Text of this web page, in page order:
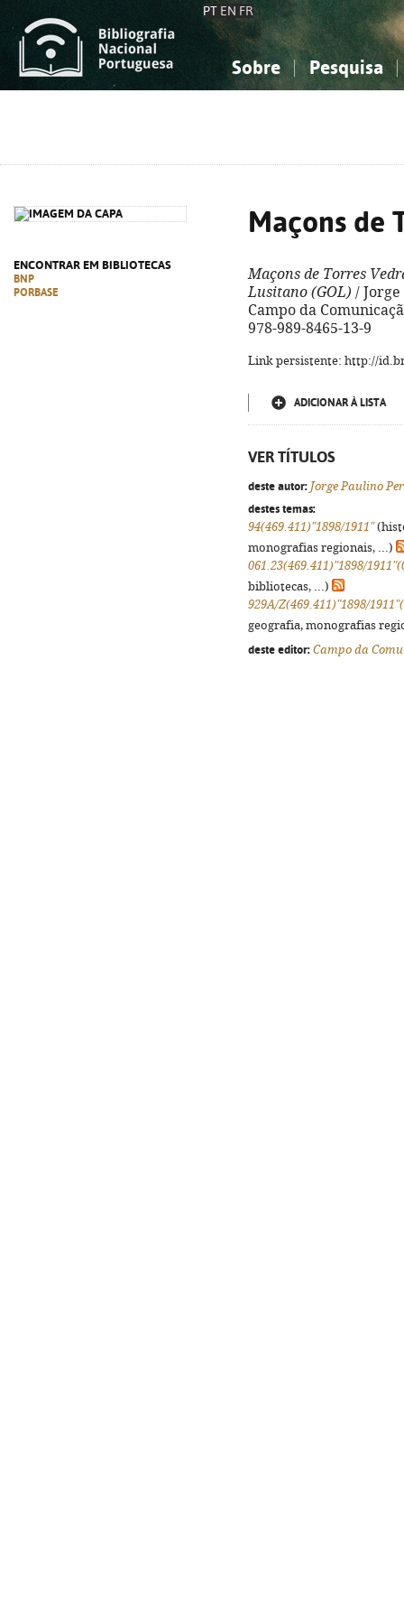
PT EN FR
Sobre Pesquisa
ENCONTRAR EM BIBLIOTECAS
BNP
PORBASE
Maçons de
Maçons de Torres
Lusitano (GOL) /
Campo da
978-989-8465-13-9
Link persistente: http://
ADICIONAR À LISTA
VER TÍTULOS
deste autor: Jorge Paulino
destes temas:
94(469.411)"1898/1911"
monografias regionais, ...)
061.23(469.411)"1898/
bibliotecas, ...)
929A/Z(469.411)"1898/
geografia, monografias
deste editor: Campo da